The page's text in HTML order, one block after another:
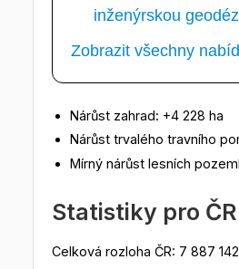
inženýrskou
Zobrazit všechny
Nárůst zahrad: +4 228 ha
Nárůst trvalého travního
Mírný nárůst lesních
Statistiky pro ČR
Celková rozloha ČR: 7 887